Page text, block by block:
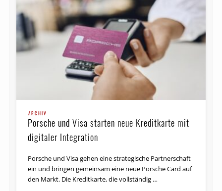
ARCHIV
Porsche und Visa starten neue Kreditkarte mit
digitaler Integration
Porsche und Visa gehen eine strategische Partnerschaft
ein und bringen gemeinsam eine neue Porsche Card auf
den Markt. Die Kreditkarte, die vollständig …